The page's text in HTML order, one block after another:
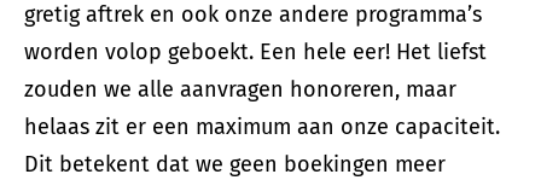
gretig aftrek en ook onze andere programma’s
worden volop geboekt. Een hele eer! Het liefst
zouden we alle aanvragen honoreren, maar
helaas zit er een maximum aan onze capaciteit.
Dit betekent dat we geen boekingen meer